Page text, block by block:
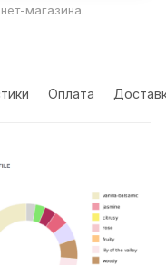
магазина.
Оплата